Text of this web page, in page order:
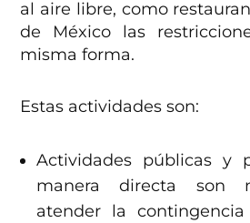
al aire libre, como
de México las
misma forma.
Estas actividades son:
Actividades públicas y
manera directa son
atender la